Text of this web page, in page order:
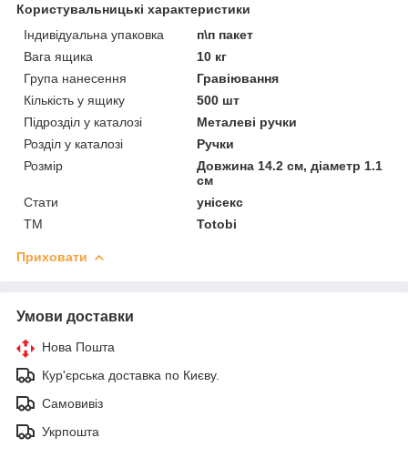
Користувальницькі характеристики
Індивідуальна упаковка
п\п пакет
Вага ящика
10 кг
Група нанесення
Гравіювання
Кількість у ящику
500 шт
Підрозділ у каталозі
Металеві ручки
Розділ у каталозі
Ручки
Розмір
Довжина 14.2 см, діаметр 1.1
см
Стати
унісекс
ТМ
Totobi
Приховати
Умови доставки
Нова Пошта
Кур'єрська доставка по Києву.
Самовивіз
Укрпошта